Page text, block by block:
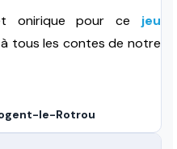
onirique pour ce jeu
tous les contes de notre
le-Rotrou